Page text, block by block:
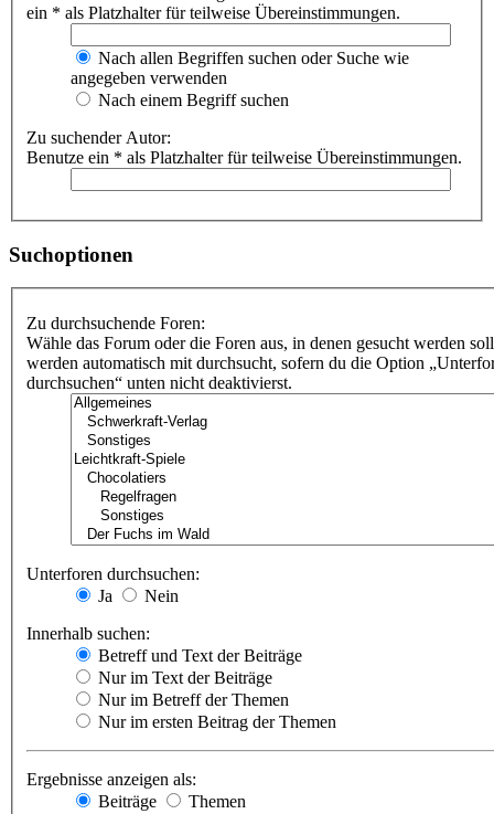
ein * als Platzhalter für teilweise Übereinstimmungen.
Nach allen Begriffen suchen oder Suche wie
angegeben verwenden
Nach einem Begriff suchen
Zu suchender Autor:
Benutze ein * als Platzhalter für teilweise Übereinstimmungen.
Suchoptionen
Zu durchsuchende Foren:
Wähle das Forum oder die Foren aus, in denen gesucht werden
werden automatisch mit durchsucht, sofern du die Option
durchsuchen“ unten nicht deaktivierst.
Unterforen durchsuchen:
Ja
Nein
Innerhalb suchen:
Betreff und Text der Beiträge
Nur im Text der Beiträge
Nur im Betreff der Themen
Nur im ersten Beitrag der Themen
Ergebnisse anzeigen als:
Beiträge
Themen